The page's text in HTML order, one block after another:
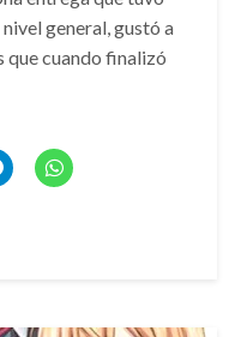
general, gustó a
que cuando finalizó